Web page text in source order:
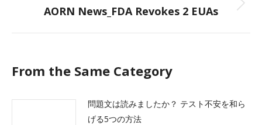
Next
AORN News_FDA Revokes 2 EUAs
From the Same Category
問題文は読みましたか？ テスト不安を和ら
げる5つの方法